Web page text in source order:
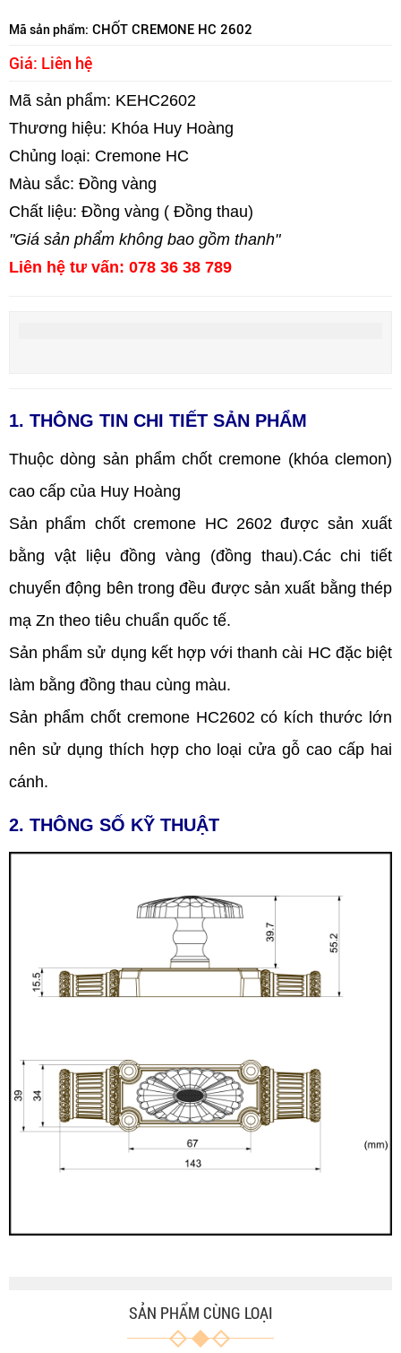
Mã sản phẩm: CHỐT CREMONE HC 2602
Giá: Liên hệ
Mã sản phẩm: KEHC2602
Thương hiệu: Khóa Huy Hoàng
Chủng loại: Cremone HC
Màu sắc: Đồng vàng
Chất liệu: Đồng vàng ( Đồng thau)
"Giá sản phẩm không bao gồm thanh"
Liên hệ tư vấn: 078 36 38 789
1. THÔNG TIN CHI TIẾT SẢN PHẨM
Thuộc dòng sản phẩm chốt cremone (khóa clemon)
cao cấp của Huy Hoàng
Sản phẩm chốt cremone HC 2602 được sản xuất
bằng vật liệu đồng vàng (đồng thau).Các chi tiết
chuyển động bên trong đều được sản xuất bằng thép
mạ Zn theo tiêu chuẩn quốc tế.
Sản phẩm sử dụng kết hợp với thanh cài HC đặc biệt
làm bằng đồng thau cùng màu.
Sản phẩm chốt cremone HC2602 có kích thước lớn
nên sử dụng thích hợp cho loại cửa gỗ cao cấp hai
cánh.
2. THÔNG SỐ KỸ THUẬT
SẢN PHẨM CÙNG LOẠI